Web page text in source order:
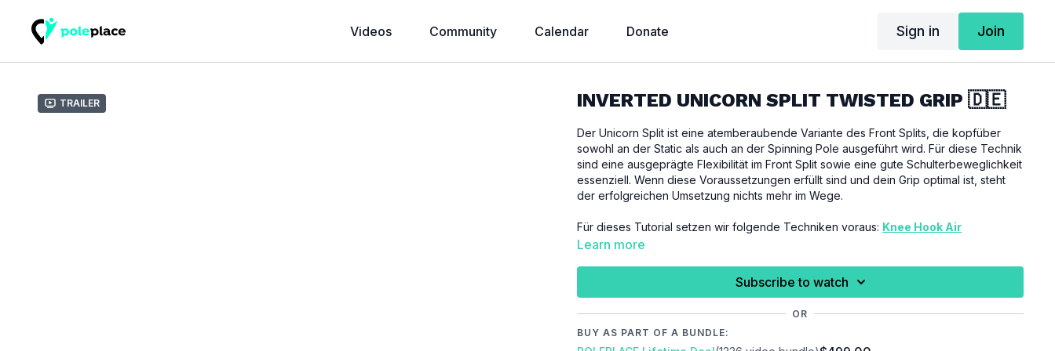
Videos Community Calendar Donate Sign in Join
Trailer INVERTED UNICORN SPLIT TWISTED GRIP 🇩🇪
Der Unicorn Split ist eine atemberaubende Variante des Front Splits, die kopfüber
sowohl an der Static als auch an der Spinning Pole ausgeführt wird. Für diese Technik
sind eine ausgeprägte Flexibilität im Front Split sowie eine gute Schulterbeweglichkeit
essenziell. Wenn diese Voraussetzungen erfüllt sind und dein Grip optimal ist, steht
der erfolgreichen Umsetzung nichts mehr im Wege.
Für dieses Tutorial setzen wir folgende Techniken voraus: Knee Hook Air
um Verletzungen zu vermeiden und vorzubeugen.
00:00Introduction
Learn more
Subscribe to watch
OR
BUY AS PART OF A BUNDLE: